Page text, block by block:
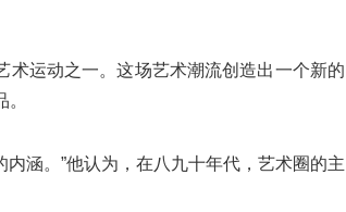
术运动之一。这场艺术潮流创造出一个新的
内涵。”他认为，在八九十年代，艺术圈的主